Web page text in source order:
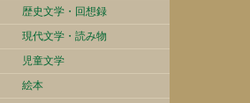
歴史文学・回想録
現代文学・読み物
児童文学
絵本